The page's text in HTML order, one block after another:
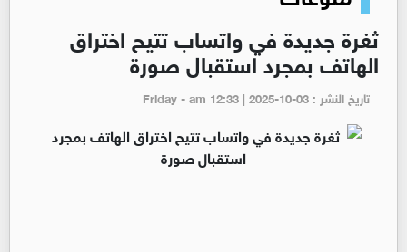
ثغرة جديدة في واتساب تتيح اختراق
الهاتف بمجرد استقبال صورة
تاريخ النشر : Friday - am 12:33 | 2025-10-03